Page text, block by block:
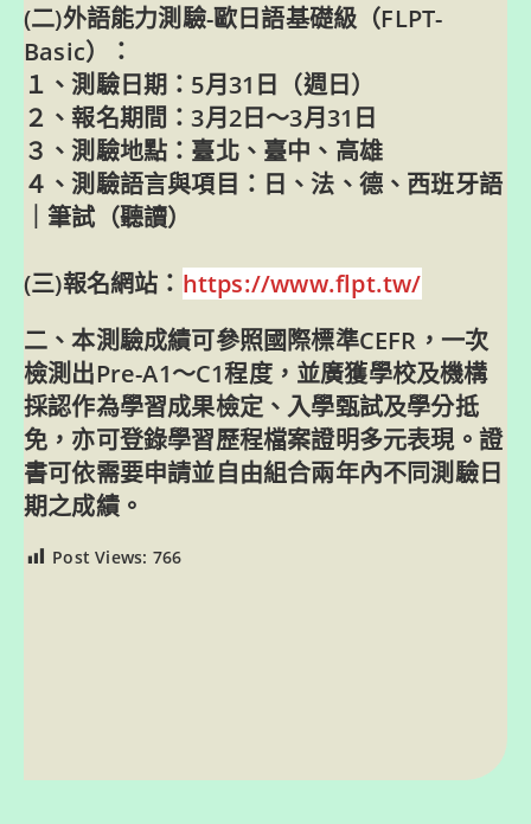
(二)外語能力測驗-歐日語基礎級（FLPT-
Basic）：
１、測驗日期：5月31日（週日）
２、報名期間：3月2日～3月31日
３、測驗地點：臺北、臺中、高雄
４、測驗語言與項目：日、法、德、西班牙語
｜筆試（聽讀）
(三)報名網站： https://www.flpt.tw/
二、本測驗成績可參照國際標準CEFR，一次
檢測出Pre-A1～C1程度，並廣獲學校及機構
採認作為學習成果檢定、入學甄試及學分抵
免，亦可登錄學習歷程檔案證明多元表現。證
書可依需要申請並自由組合兩年內不同測驗日
期之成績。
Post Views: 766